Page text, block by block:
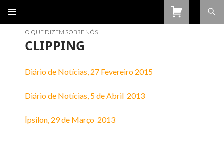
CONTEÚDO
O QUE DIZEM SOBRE NÓS
CLIPPING
Diário de Notícias, 27 Fevereiro 2015
Diário de Notícias, 5 de Abril 2013
Ípsilon, 29 de Março 2013